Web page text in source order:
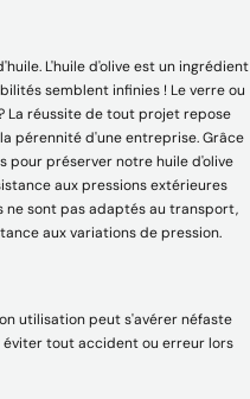
L'huile d'olive est un ingrédient
semblent infinies ! Le verre ou
La réussite de tout projet repose
pérennité d'une entreprise. Grâce
pour préserver notre huile d'olive
aux pressions extérieures
ne sont pas adaptés au transport,
aux variations de pression.
utilisation peut s'avérer néfaste
éviter tout accident ou erreur lors